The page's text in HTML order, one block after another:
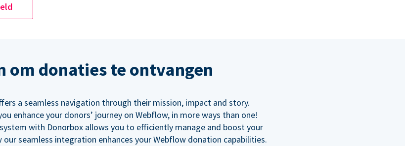
om donaties te ontvangen
a seamless navigation through their mission, impact and story.
enhance your donors’ journey on Webflow, in more ways than one!
with Donorbox allows you to efficiently manage and boost your
seamless integration enhances your Webflow donation capabilities.